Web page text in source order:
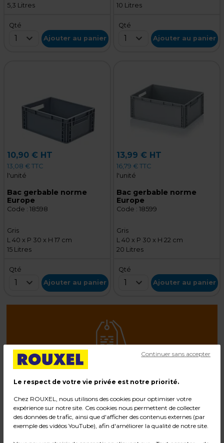
5,3 Litres
Qté
1 Ajouter au panier
10 Litres
Qté
1 Ajouter au panier
10,90 € HT
13,08 € TTC
l'unité
Bac gerbable norme
Europe
Code : 18598
Gris
L 40 x P 30 x H 17 cm
15 Litres
Qté
1 Ajouter au panier
13,99 € HT
16,79 € TTC
l'unité
Bac gerbable norme
Europe
Code : 18599
Gris
L 40 x P 30 x H 22 cm
20 Litres
Qté
1 Ajouter au panier
15 000 références
Mobilier, Rayonnage, Matériel pour Boutique et
Marché, Emballage, Étiquetage, Papeterie,
Décoration ... TOUT l'équipement des professionnels
: commerçants, artisans, administrations,
Le respect de votre vie privée est notre priorité.
Chez ROUXEL, nous utilisons des cookies pour optimiser votre
expérience sur notre site. Ces cookies nous permettent de collecter
des données de trafic, ainsi que d'afficher des contenus externes (par
exemple des vidéos YouTube), afin d'améliorer la qualité de notre site.
Continuer sans accepter